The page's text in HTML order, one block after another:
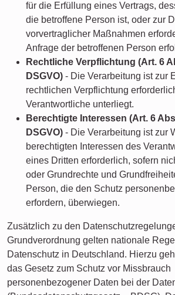
für die Erfüllung eines Vertrags,
die betroffene Person ist, oder zur
vorvertraglicher Maßnahmen
Anfrage der betroffenen Person
Rechtliche Verpflichtung (Art. 6
DSGVO) - Die Verarbeitung ist zur
rechtlichen Verpflichtung
Verantwortliche unterliegt.
Berechtigte Interessen (Art. 6
DSGVO) - Die Verarbeitung ist zur
berechtigten Interessen des
eines Dritten erforderlich, sofern
oder Grundrechte und
Person, die den Schutz
erfordern, überwiegen.
Zusätzlich zu den
Grundverordnung gelten nationale
Datenschutz in Deutschland. Hierzu
das Gesetz zum Schutz vor Missbrauch
personenbezogener Daten bei der